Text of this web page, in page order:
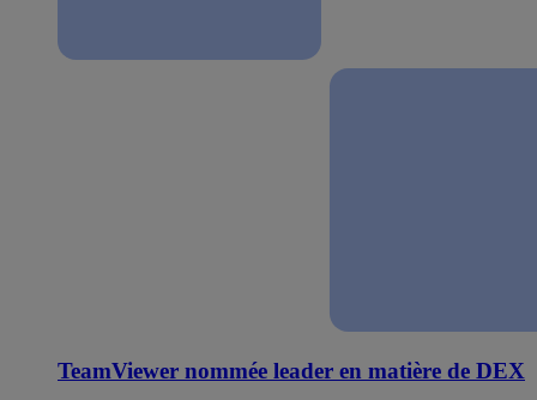
TeamViewer nommée leader en matière de DEX